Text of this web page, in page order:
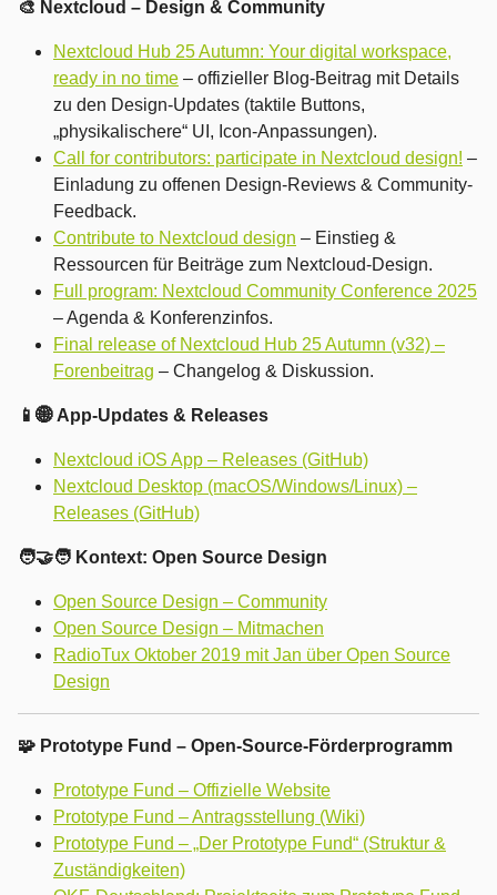
🎨 Nextcloud – Design & Community
Nextcloud Hub 25 Autumn: Your digital workspace,
ready in no time – offizieller Blog-Beitrag mit Details
zu den Design-Updates (taktile Buttons,
„physikalischere“ UI, Icon-Anpassungen).
Call for contributors: participate in Nextcloud design! –
Einladung zu offenen Design-Reviews & Community-
Feedback.
Contribute to Nextcloud design – Einstieg &
Ressourcen für Beiträge zum Nextcloud-Design.
Full program: Nextcloud Community Conference 2025
– Agenda & Konferenzinfos.
Final release of Nextcloud Hub 25 Autumn (v32) –
Forenbeitrag – Changelog & Diskussion.
📱🌐 App-Updates & Releases
Nextcloud iOS App – Releases (GitHub)
Nextcloud Desktop (macOS/Windows/Linux) –
Releases (GitHub)
🧑‍🤝‍🧑 Kontext: Open Source Design
Open Source Design – Community
Open Source Design – Mitmachen
RadioTux Oktober 2019 mit Jan über Open Source
Design
🧩 Prototype Fund – Open-Source-Förderprogramm
Prototype Fund – Offizielle Website
Prototype Fund – Antragsstellung (Wiki)
Prototype Fund – „Der Prototype Fund“ (Struktur &
Zuständigkeiten)